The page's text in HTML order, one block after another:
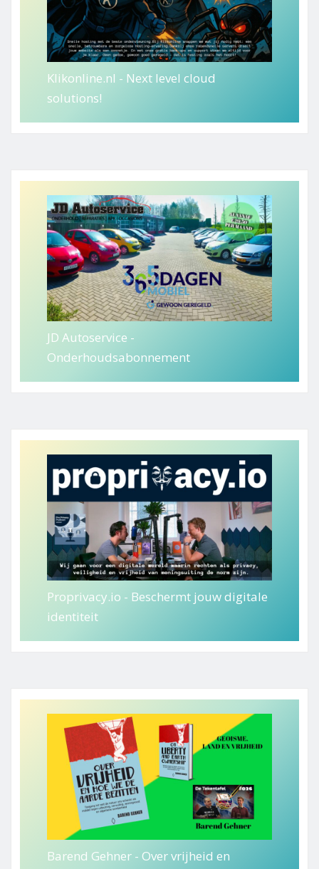
Klikonline.nl - Next level cloud
solutions!
JD Autoservice -
Onderhoudsabonnement
Proprivacy.io - Beschermt jouw digitale
identiteit
Barend Gehner - Over vrijheid en